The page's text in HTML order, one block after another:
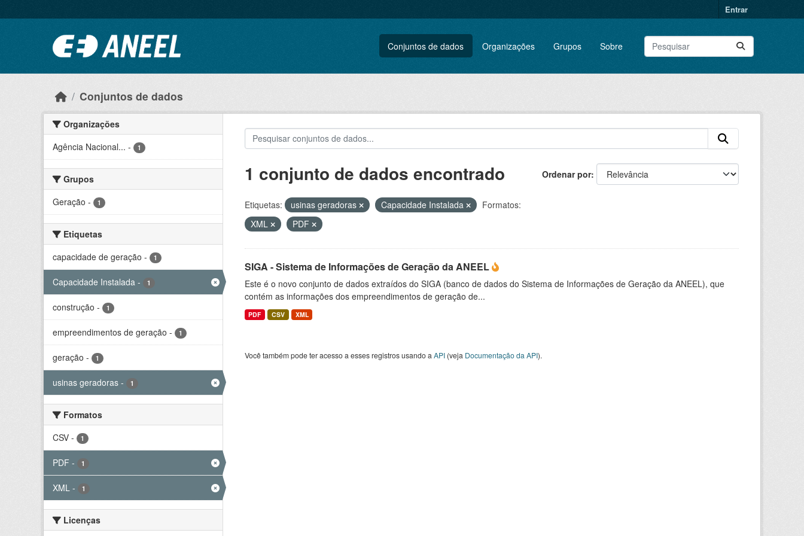
Entrar
Conjuntos de dados Organizações Grupos Sobre
Conjuntos de dados
Organizações
Agência Nacional... - 1
Grupos
Geração - 1
Etiquetas
capacidade de geração - 1
Capacidade Instalada - 1
construção - 1
empreendimentos de geração - 1
geração - 1
usinas geradoras - 1
Formatos
CSV - 1
PDF - 1
XML - 1
Licenças
Ordenar por
1 conjunto de dados encontrado
Etiquetas: usinas geradoras Capacidade Instalada
Formatos:
XML
PDF
SIGA - Sistema de Informações de Geração da ANEEL
Este é o novo conjunto de dados extraídos do SIGA (banco de dados do Sistema de Informações de Geração da ANEEL), que
contém as informações dos empreendimentos de geração de...
PDF CSV XML
Você também pode ter acesso a esses registros usando a API(veja Documentação da API).